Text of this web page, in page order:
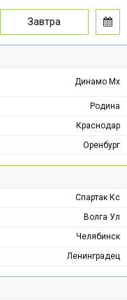
Завтра
Динамо Мх
Родина
Краснодар
Оренбург
Спартак Кс
Волга Ул
Челябинск
Ленинградец